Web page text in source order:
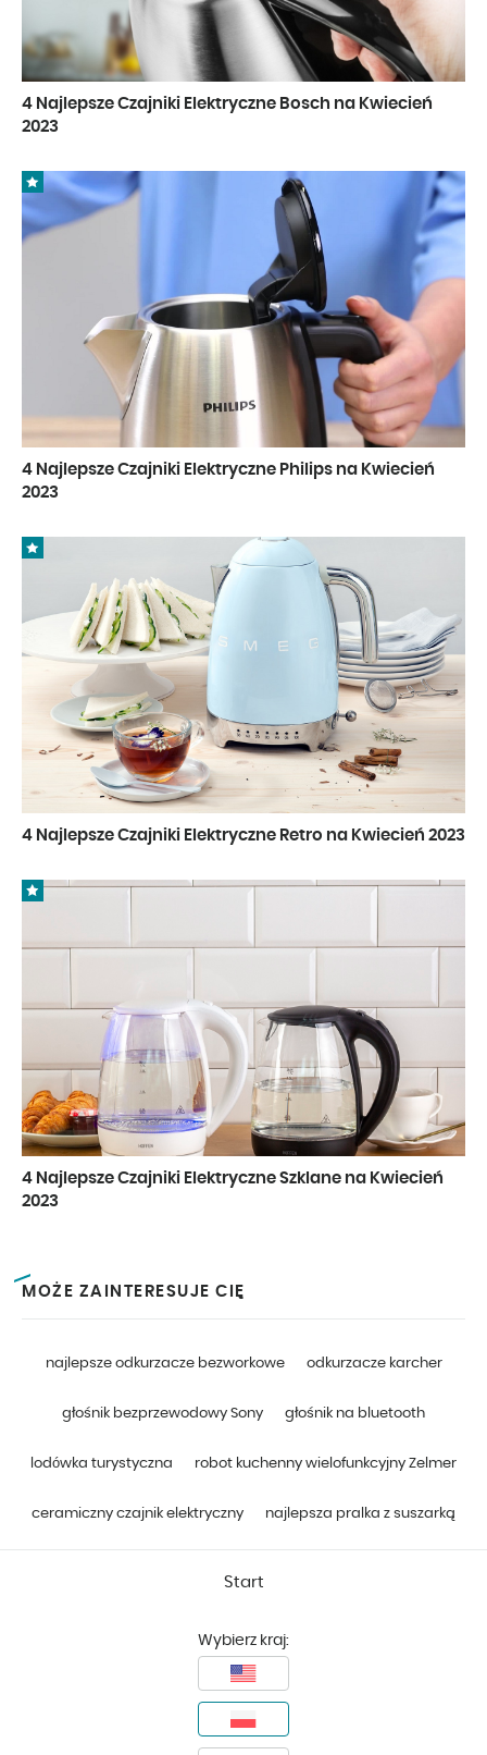
4 Najlepsze Czajniki Elektryczne Bosch na Kwiecień
2023
4 Najlepsze Czajniki Elektryczne Philips na Kwiecień
2023
4 Najlepsze Czajniki Elektryczne Retro na Kwiecień 2023
4 Najlepsze Czajniki Elektryczne Szklane na Kwiecień
2023
MOŻE ZAINTERESUJE CIĘ
najlepsze odkurzacze bezworkowe odkurzacze karcher
głośnik bezprzewodowy Sony głośnik na bluetooth
lodówka turystyczna robot kuchenny wielofunkcyjny Zelmer
ceramiczny czajnik elektryczny najlepsza pralka z suszarką
Start
Wybierz kraj: